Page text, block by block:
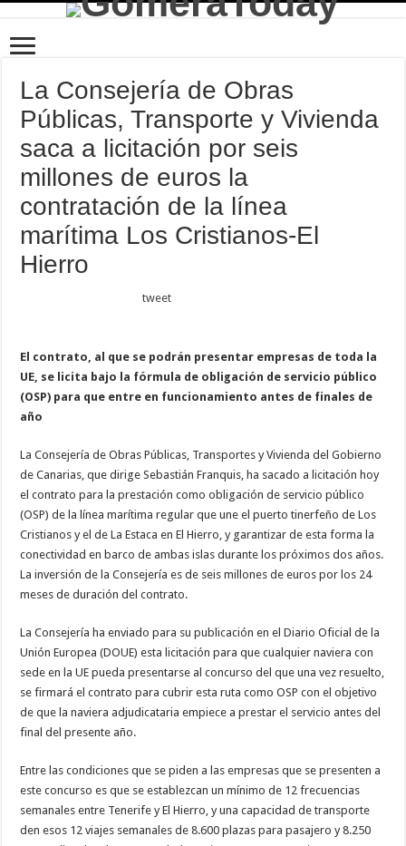
La Consejería de Obras
Públicas, Transporte y Vivienda
saca a licitación por seis
millones de euros la
contratación de la línea
marítima Los Cristianos-El
Hierro
tweet
El contrato, al que se podrán presentar empresas de toda la
UE, se licita bajo la fórmula de obligación de servicio público
(OSP) para que entre en funcionamiento antes de finales de
año
La Consejería de Obras Públicas, Transportes y Vivienda del Gobierno
de Canarias, que dirige Sebastián Franquis, ha sacado a licitación hoy
el contrato para la prestación como obligación de servicio público
(OSP) de la línea marítima regular que une el puerto tinerfeño de Los
Cristianos y el de La Estaca en El Hierro, y garantizar de esta forma la
conectividad en barco de ambas islas durante los próximos dos años.
La inversión de la Consejería es de seis millones de euros por los 24
meses de duración del contrato.
La Consejería ha enviado para su publicación en el Diario Oficial de la
Unión Europea (DOUE) esta licitación para que cualquier naviera con
sede en la UE pueda presentarse al concurso del que una vez resuelto,
se firmará el contrato para cubrir esta ruta como OSP con el objetivo
de que la naviera adjudicataria empiece a prestar el servicio antes del
final del presente año.
Entre las condiciones que se piden a las empresas que se presenten a
este concurso es que se establezcan un mínimo de 12 frecuencias
semanales entre Tenerife y El Hierro, y una capacidad de transporte
den esos 12 viajes semanales de 8.600 plazas para pasajero y 8.250
cookies no
son
opcionales.
Son
necesarias
para que
funcione la
web.
Para que
podamos
mejorar la
funcionalidad
de la web, en
base a cómo
se usa la
web.
Experiencia
Para que
funcione lo